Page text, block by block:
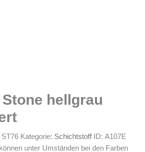
hellgrau
ST76 Kategorie: Schichtstoff ID: A107E
unter Umständen bei den Farben